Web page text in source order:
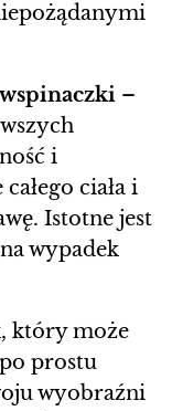
–
i
ciała i
Istotne jest
wypadek
który może
prostu
wyobraźni